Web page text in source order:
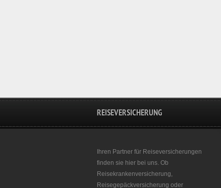
REISEVERSICHERUNG
Ihren Partner für Reiseversicherungen
finden sie hier bei uns. Ob
Reisekrankenversicherung,
Reisegepäckversicherung oder